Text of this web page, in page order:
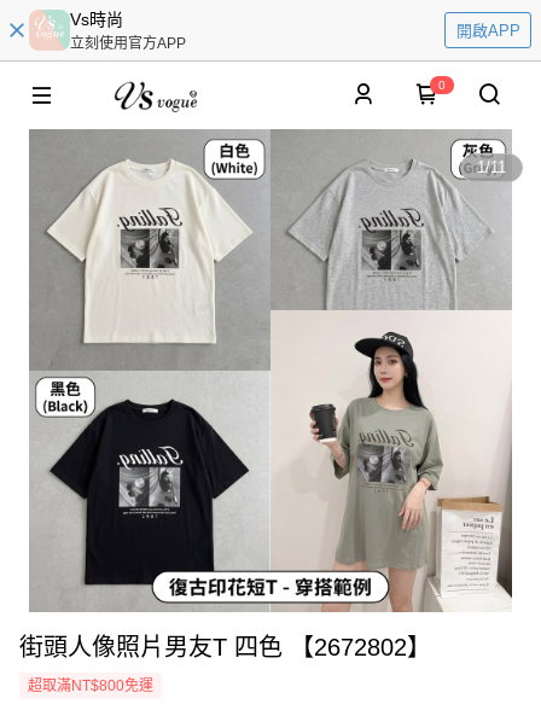
Vs時尚
立刻使用官方APP
開啟APP
0
1/11
街頭人像照片男友T 四色 【2672802】
超取滿NT$800免運